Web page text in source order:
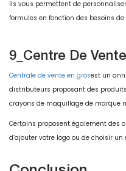
Ils vous permettent de
formules en fonction des besoins
9_Centre De
Centrale de vente en grosest un
distributeurs proposant des
crayons de maquillage de marque
Certains proposent également des
d’ajouter votre logo ou de choisir